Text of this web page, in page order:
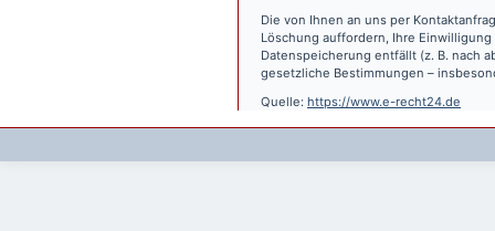
Die von Ihnen an uns per
Löschung auffordern, Ihre
Datenspeicherung entfällt (z. B. nach
gesetzliche Bestimmungen –
Quelle: https://www.e-recht24.de